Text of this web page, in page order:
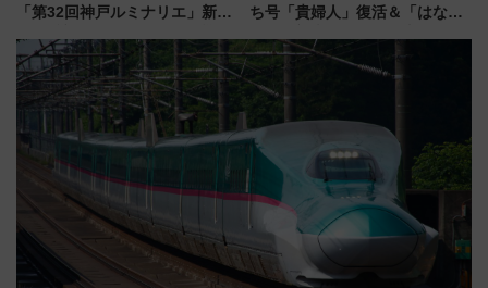
「第32回神戸ルミナリエ」新た
記憶を次世代へ
ち号「貴婦人」復活＆「はなあ
注目観光列車まとめ きっぷの取